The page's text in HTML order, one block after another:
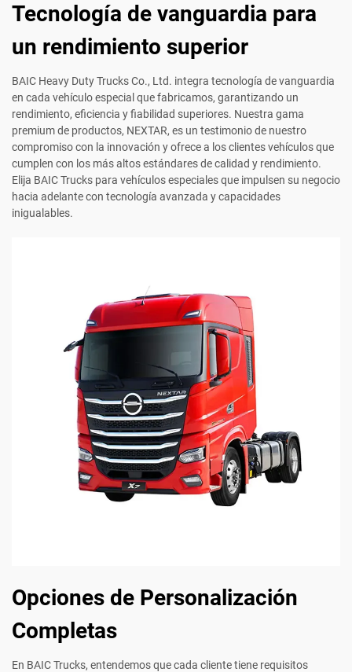
Tecnología de vanguardia para
un rendimiento superior
BAIC Heavy Duty Trucks Co., Ltd. integra tecnología de vanguardia
en cada vehículo especial que fabricamos, garantizando un
rendimiento, eficiencia y fiabilidad superiores. Nuestra gama
premium de productos, NEXTAR, es un testimonio de nuestro
compromiso con la innovación y ofrece a los clientes vehículos que
cumplen con los más altos estándares de calidad y rendimiento.
Elija BAIC Trucks para vehículos especiales que impulsen su negocio
hacia adelante con tecnología avanzada y capacidades
inigualables.
Opciones de Personalización
Completas
En BAIC Trucks, entendemos que cada cliente tiene requisitos